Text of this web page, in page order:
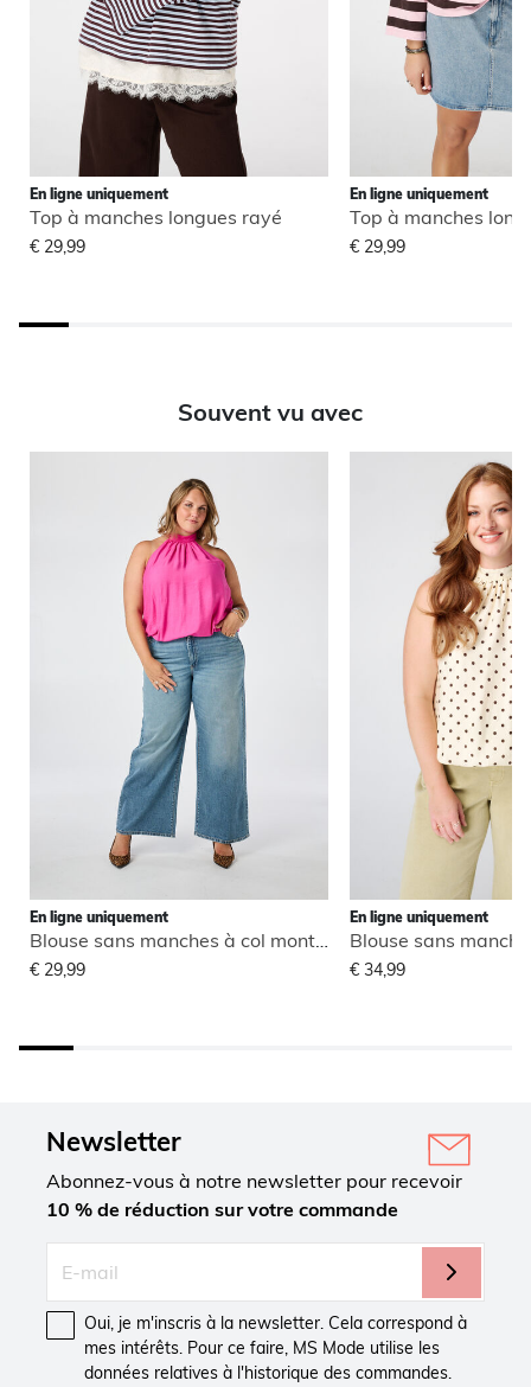
En ligne uniquement
Top à manches longues rayé
€ 29,99
En ligne uniquement
Top à manches
€ 29,99
Souvent vu avec
En ligne uniquement
Blouse sans manches à col montant
€ 29,99
En ligne uniquement
€ 34,99
Newsletter
Abonnez-vous à notre newsletter pour recevoir
10 % de réduction sur votre commande
Oui, je m'inscris à la newsletter. Cela correspond à
mes intérêts. Pour ce faire, MS Mode utilise les
données relatives à l'historique des commandes.